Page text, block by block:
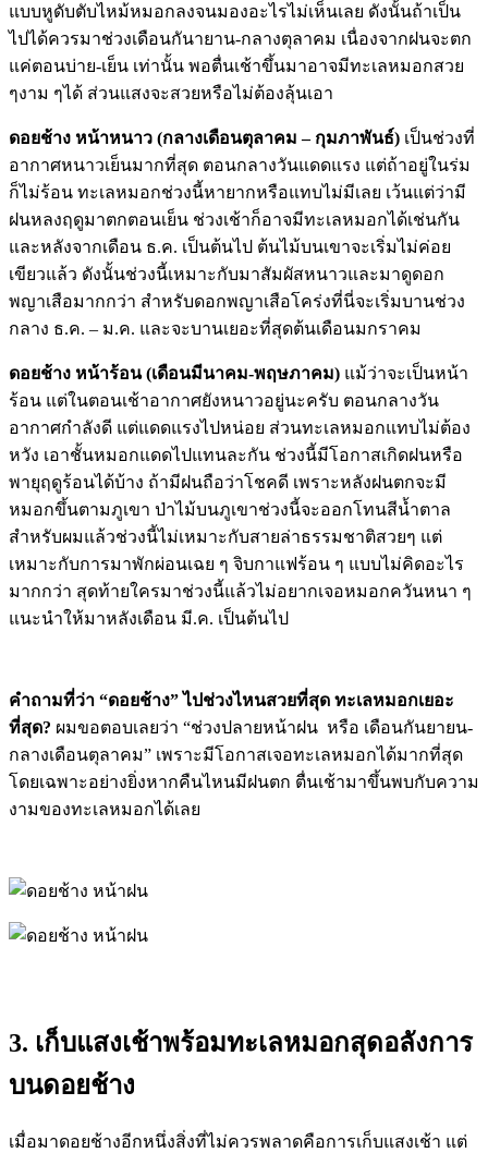
แบบหูดับตับไหม้หมอกลงจนมองอะไรไม่เห็นเลย ดังนั้นถ้าเป็น
ไปได้ควรมาช่วงเดือนกันายาน-กลางตุลาคม เนื่องจากฝนจะตก
แค่ตอนบ่าย-เย็น เท่านั้น พอตื่นเช้าขึ้นมาอาจมีทะเลหมอกสวย
ๆงาม ๆได้ ส่วนแสงจะสวยหรือไม่ต้องลุ้นเอา
ดอยช้าง หน้าหนาว (กลางเดือนตุลาคม – กุมภาพันธ์) เป็นช่วงที่
อากาศหนาวเย็นมากที่สุด ตอนกลางวันแดดแรง แต่ถ้าอยู่ในร่ม
ก็ไม่ร้อน ทะเลหมอกช่วงนี้หายากหรือแทบไม่มีเลย เว้นแต่ว่ามี
ฝนหลงฤดูมาตกตอนเย็น ช่วงเช้าก็อาจมีทะเลหมอกได้เช่นกัน
และหลังจากเดือน ธ.ค. เป็นต้นไป ต้นไม้บนเขาจะเริ่มไม่ค่อย
เขียวแล้ว ดังนั้นช่วงนี้เหมาะกับมาสัมผัสหนาวและมาดูดอก
พญาเสือมากกว่า สำหรับดอกพญาเสือโคร่งที่นี่จะเริ่มบานช่วง
กลาง ธ.ค. – ม.ค. และจะบานเยอะที่สุดต้นเดือนมกราคม
ดอยช้าง หน้าร้อน(เดือนมีนาคม-พฤษภาคม) แม้ว่าจะเป็นหน้า
ร้อน แต่ในตอนเช้าอากาศยังหนาวอยู่นะครับ ตอนกลางวัน
อากาศกำลังดี แต่แดดแรงไปหน่อย ส่วนทะเลหมอกแทบไม่ต้อง
หวัง เอาชั้นหมอกแดดไปแทนละกัน ช่วงนี้มีโอกาสเกิดฝนหรือ
พายุฤดูร้อนได้บ้าง ถ้ามีฝนถือว่าโชคดี เพราะหลังฝนตกจะมี
หมอกขึ้นตามภูเขา ป่าไม้บนภูเขาช่วงนี้จะออกโทนสีน้ำตาล
สำหรับผมแล้วช่วงนี้ไม่เหมาะกับสายล่าธรรมชาติสวยๆ แต่
เหมาะกับการมาพักผ่อนเฉย ๆ จิบกาแฟร้อน ๆ แบบไม่คิดอะไร
มากกว่า สุดท้ายใครมาช่วงนี้แล้วไม่อยากเจอหมอกควันหนา ๆ
แนะนำให้มาหลังเดือน มี.ค. เป็นต้นไป
คำถามที่ว่า “ดอยช้าง” ไปช่วงไหนสวยที่สุด ทะเลหมอกเยอะ
ที่สุด? ผมขอตอบเลยว่า “ช่วงปลายหน้าฝน หรือ เดือนกันยายน-
กลางเดือนตุลาคม” เพราะมีโอกาสเจอทะเลหมอกได้มากที่สุด
โดยเฉพาะอย่างยิ่งหากคืนไหนมีฝนตก ตื่นเช้ามาขึ้นพบกับความ
งามของทะเลหมอกได้เลย
3. เก็บแสงเช้าพร้อมทะเลหมอกสุดอลังการ
บนดอยช้าง
เมื่อมาดอยช้างอีกหนึ่งสิ่งที่ไม่ควรพลาดคือการเก็บแสงเช้า แต่